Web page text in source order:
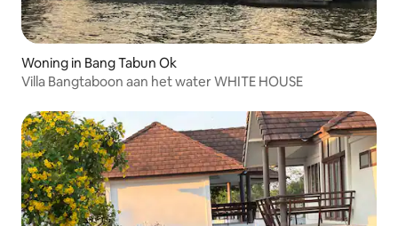
Woning in Bang Tabun Ok
Villa Bangtaboon aan het water WHITE HOUSE